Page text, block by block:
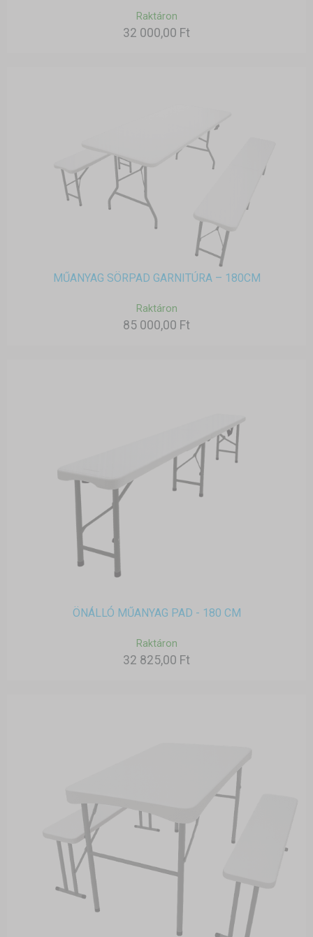
Raktáron
32 000,00 Ft
MŰANYAG SÖRPAD GARNITÚRA – 180CM
Raktáron
85 000,00 Ft
ÖNÁLLÓ MŰANYAG PAD - 180 CM
Raktáron
32 825,00 Ft